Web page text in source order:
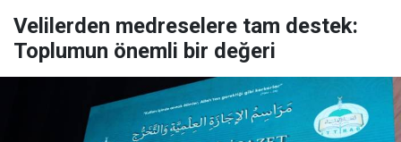
Velilerden medreselere tam destek:
Toplumun önemli bir değeri